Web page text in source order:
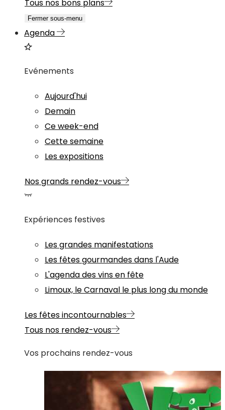
Tous nos bons plans
Fermer sous-menu
Agenda
Evénements
Aujourd'hui
Demain
Ce week-end
Cette semaine
Les expositions
Nos grands rendez-vous
Expériences festives
Les grandes manifestations
Les fêtes gourmandes dans l'Aude
L'agenda des vins en fête
Limoux, le Carnaval le plus long du monde
Les fêtes incontournables
Tous nos rendez-vous
Vos prochains rendez-vous